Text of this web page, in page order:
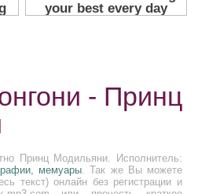
- Принц
Принц Модильяни. Исполнитель:
мемуары. Так же Вы можете
текст) онлайн без регистрации и